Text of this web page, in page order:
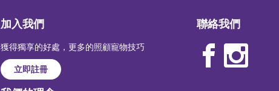
加入我們
獲得獨享的好處，更多的照顧寵物技巧
立即註冊
聯絡我們